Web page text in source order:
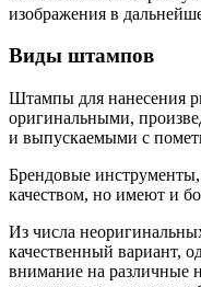
изображения в
Виды штампов
Штампы для нанесения
оригинальными,
и выпускаемыми с
Брендовые
качеством, но имеют и
Из числа
качественный вариант,
внимание на различные